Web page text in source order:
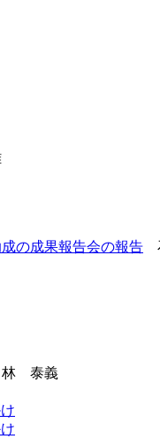
の成果報告会の報告
泰義